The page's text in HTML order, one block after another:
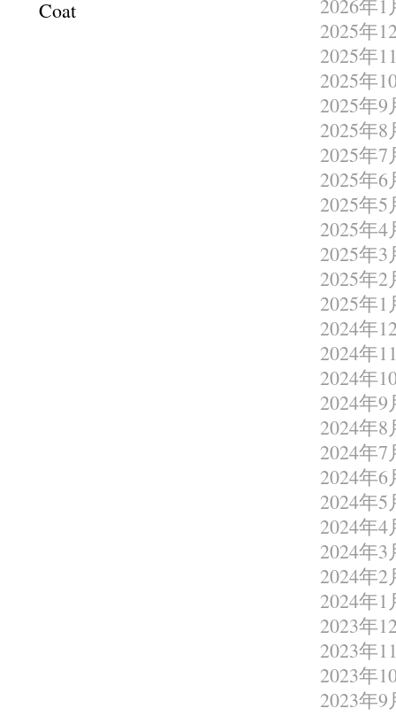
Coat
2026年1
2025年
2025年
2025年
2025年9
2025年8
2025年7
2025年6
2025年5
2025年4
2025年3
2025年2
2025年1
2024年
2024年
2024年
2024年9
2024年8
2024年7
2024年6
2024年5
2024年4
2024年3
2024年2
2024年1
2023年
2023年
2023年
2023年9